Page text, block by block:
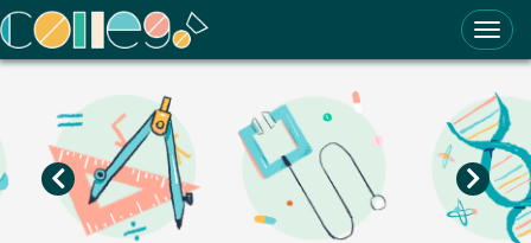
ColleGo! 大學選才與高中育才輔助系統